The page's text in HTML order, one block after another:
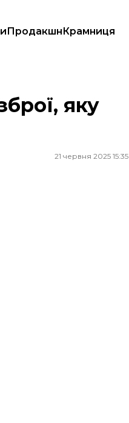
ПродакшнКрамниця
яку
21 червня 2025 15:35